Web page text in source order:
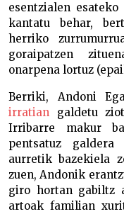
esentzialen
kantatu behar,
herriko
goraipatzen
onarpena lortuz
Berriki, Andoni
irratian galdetu
Irribarre makur
pentsatuz
aurretik bazekiela
zuen, Andonik
giro hortan gabiltz
artoak familian